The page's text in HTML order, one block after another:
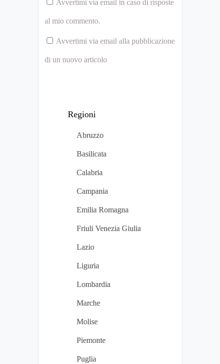
Avvertimi via email in caso di risposte
al mio commento.
Avvertimi via email alla pubblicazione
di un nuovo articolo
Regioni
Abruzzo
Basilicata
Calabria
Campania
Emilia Romagna
Friuli Venezia Giulia
Lazio
Liguria
Lombardia
Marche
Molise
Piemonte
Puglia